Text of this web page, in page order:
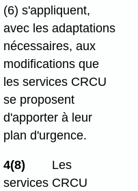
(6) s'appliquent,
avec les adaptations
nécessaires, aux
modifications que
les services CRCU
se proposent
d'apporter à leur
plan d'urgence.
4(8)
Les
services CRCU